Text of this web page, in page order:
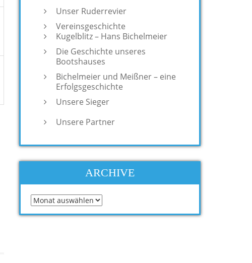
Unser Ruderrevier
Vereinsgeschichte
Kugelblitz – Hans Bichelmeier
Die Geschichte unseres
Bootshauses
Bichelmeier und Meißner – eine
Erfolgsgeschichte
Unsere Sieger
Unsere Partner
ARCHIVE